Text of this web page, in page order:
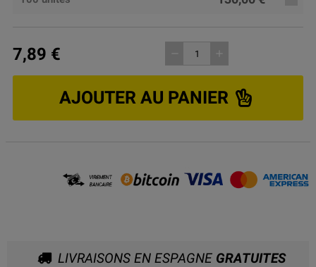
7,89 € add
AJOUTER AU PANIER
LIVRAISONS EN ESPAGNE GRATUITES